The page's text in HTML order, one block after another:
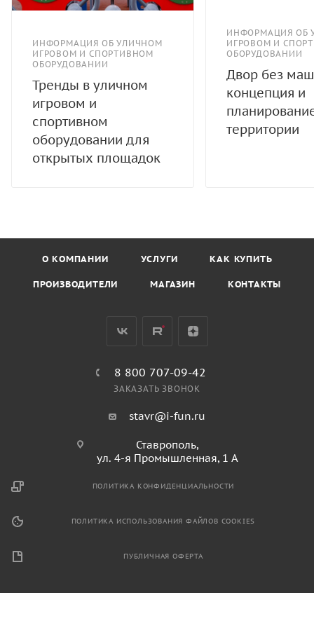
ИНФОРМАЦИЯ ОБ УЛИЧНОМ
ИГРОВОМ И СПОРТИВНОМ
ОБОРУДОВАНИИ
Тренды в уличном
игровом и
спортивном
оборудовании для
открытых площадок
ИНФОРМАЦИЯ ОБ
ИГРОВОМ И
ОБОРУДОВАНИИ
Двор без
концепция и
территории
О КОМПАНИИ УСЛУГИ КАК КУПИТЬ
ПРОИЗВОДИТЕЛИ МАГАЗИН КОНТАКТЫ
8 800 707-09-42
ЗАКАЗАТЬ ЗВОНОК
stavr@i-fun.ru
Ставрополь,
ул. 4-я Промышленная, 1 А
ПОЛИТИКА КОНФИДЕНЦИАЛЬНОСТИ
ПОЛИТИКА ИСПОЛЬЗОВАНИЯ ФАЙЛОВ COOKIES
ПУБЛИЧНАЯ ОФЕРТА